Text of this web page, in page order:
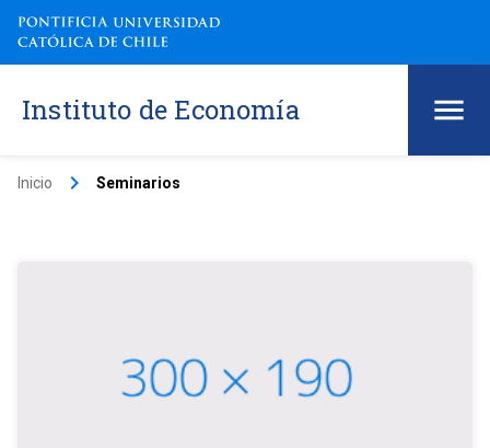
Instituto de Economía
Inicio keyboard_arrow_right Seminarios